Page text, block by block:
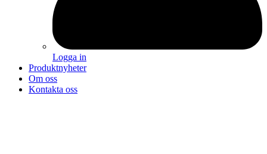
Logga in
Produktnyheter
Om oss
Kontakta oss